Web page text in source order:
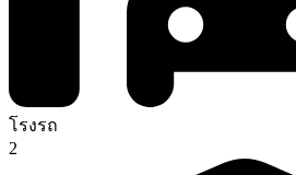
โรงรถ
2